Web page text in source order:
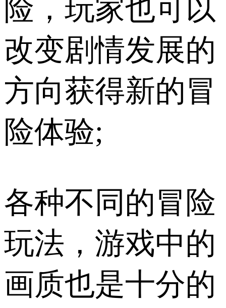
险，玩家也可以
改变剧情发展的
方向获得新的冒
险体验;
各种不同的冒险
玩法，游戏中的
画质也是十分的